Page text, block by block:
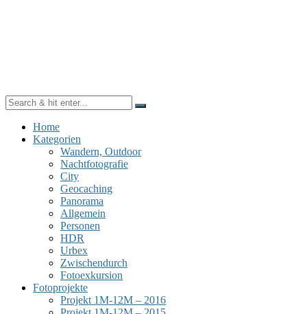
Home
Kategorien
Wandern, Outdoor
Nachtfotografie
City
Geocaching
Panorama
Allgemein
Personen
HDR
Urbex
Zwischendurch
Fotoexkursion
Fotoprojekte
Projekt 1M-12M – 2016